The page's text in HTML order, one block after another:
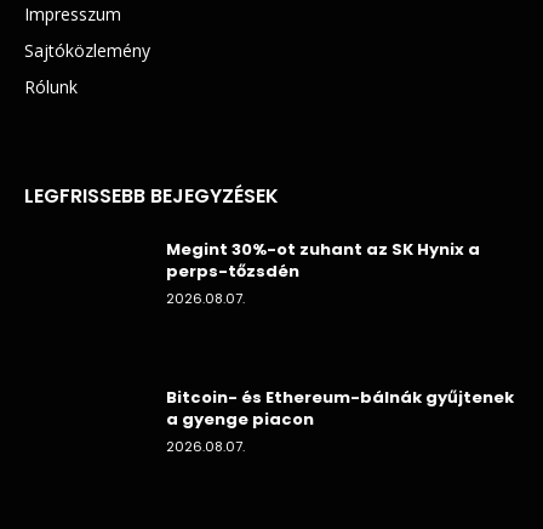
Impresszum
Sajtóközlemény
Rólunk
LEGFRISSEBB BEJEGYZÉSEK
Megint 30%-ot zuhant az SK Hynix a
perps-tőzsdén
2026.08.07.
Bitcoin- és Ethereum-bálnák gyűjtenek
a gyenge piacon
2026.08.07.